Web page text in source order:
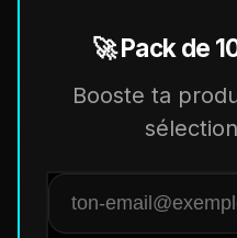
🚀 Pack de
Booste ta